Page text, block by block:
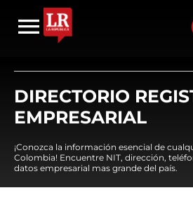
DIRECTORIO
EMPRESARIAL
¡Conozca la información esencial de
Colombia! Encuentre NIT, dirección,
datos empresarial mas grande del país.